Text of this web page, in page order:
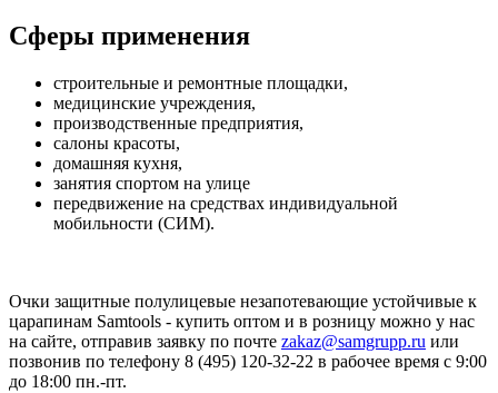
Сферы применения
строительные и ремонтные площадки,
медицинские учреждения,
производственные предприятия,
салоны красоты,
домашняя кухня,
занятия спортом на улице
передвижение на средствах индивидуальной
мобильности (СИМ).
Очки защитные полулицевые незапотевающие устойчивые к
царапинам Samtools - купить оптом и в розницу можно у нас
на сайте, отправив заявку по почте zakaz@samgrupp.ru или
позвонив по телефону 8 (495) 120-32-22 в рабочее время с 9:00
до 18:00 пн.-пт.